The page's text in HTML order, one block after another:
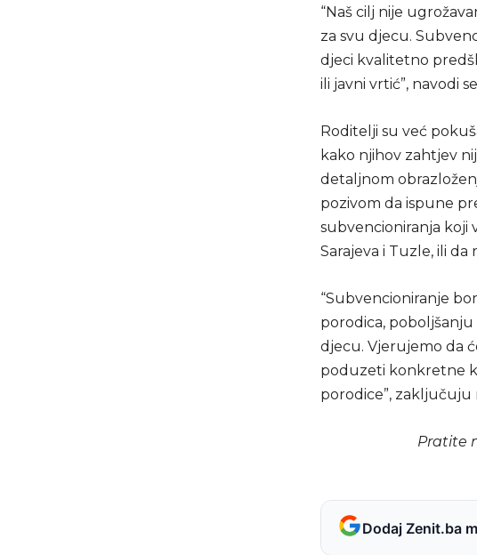
“Naš cilj nije
za svu djecu.
djeci kvalitetno
ili javni vrtić”, navodi
Roditelji su već
kako njihov zahtjev
detaljnom
pozivom da ispune
subvencioniranja koji
Sarajeva i Tuzle, ili
“Subvencioniranje
porodica, poboljšanju
djecu. Vjerujemo da
poduzeti konkretne
porodice”,
Pratite
Dodaj Zenit.ba